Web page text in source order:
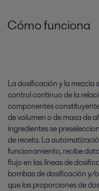
Cómo funciona
La dosificación y la mezcla
control continuo de la
componentes
de volumen o de masa de
ingredientes se
de receta. La
funcionamiento, recibe
flujo en las líneas de
bombas de dosificación y/
que las proporciones de